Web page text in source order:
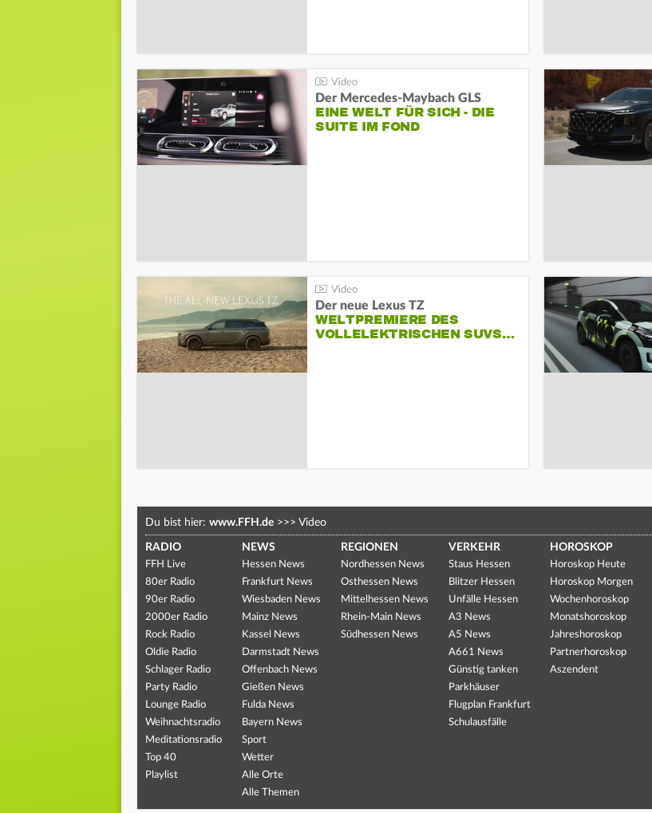
Der Mercedes‑Maybach GLS
EINE WELT FÜR SICH - DIE
SUITE IM FOND
Der neue Lexus TZ
WELTPREMIERE DES
VOLLELEKTRISCHEN SUVS…
Du bist hier: www.FFH.de >>> Video
RADIO
FFH Live
80er Radio
90er Radio
2000er Radio
Rock Radio
Oldie Radio
Schlager Radio
Party Radio
Lounge Radio
Weihnachtsradio
Meditationsradio
Top 40
Playlist
NEWS
Hessen News
Frankfurt News
Wiesbaden News
Mainz News
Kassel News
Darmstadt News
Offenbach News
Gießen News
Fulda News
Bayern News
Sport
Wetter
Alle Orte
Alle Themen
REGIONEN
Nordhessen News
Osthessen News
Mittelhessen News
Rhein-Main News
Südhessen News
VERKEHR
Staus Hessen
Blitzer Hessen
Unfälle Hessen
A3 News
A5 News
A661 News
Günstig tanken
Parkhäuser
Flugplan Frankfurt
Schulausfälle
HOROSKOP
Horoskop Heute
Horoskop Morgen
Wochenhoroskop
Monatshoroskop
Jahreshoroskop
Partnerhoroskop
Aszendent